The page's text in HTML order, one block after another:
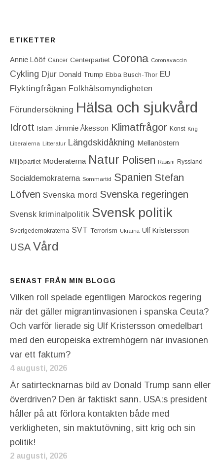
ETIKETTER
Annie Lööf Cancer Centerpartiet‎ Corona Coronavaccin
Cykling Djur Donald Trump Ebba Busch-Thor EU
Flyktingfrågan Folkhälsomyndigheten
Förundersökning Hälsa och sjukvård
Idrott Islam Jimmie Åkesson Klimatfrågor Konst Krig
Liberalerna Litteratur Längdskidåkning Mellanöstern
Miljöpartiet Moderaterna Natur Polisen Rasism Ryssland
Socialdemokraterna Sommartid Spanien Stefan
Löfven Svenska mord Svenska regeringen
Svensk kriminalpolitik Svensk politik
Sverigedemokraterna SVT Terrorism Ukraina Ulf Kristersson
USA Vård
SENAST FRÅN MIN BLOGG
Vilken roll spelade egentligen Marockos regering
när det gäller migrantinvasionen i spanska Ceuta?
Och varför lierade sig Ulf Kristersson omedelbart
med den europeiska extremhögern när invasionen
var ett faktum?
4 augusti, 2026
Är satirtecknarnas bild av Donald Trump sann eller
överdriven? Den är faktiskt sann. USA:s president
håller på att förlora kontakten både med
verkligheten, sin maktutövning, sitt krig och sin
politik!
2 augusti, 2026